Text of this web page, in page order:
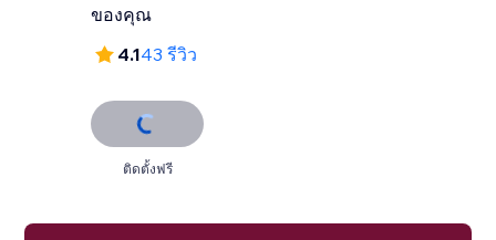
ของคุณ
4.143 รีวิว
ติดตั้งฟรี